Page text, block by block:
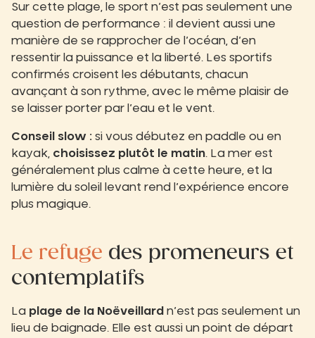
Sur cette plage, le sport n’est pas seulement une
question de performance : il devient aussi une
manière de se rapprocher de l’océan, d’en
ressentir la puissance et la liberté. Les sportifs
confirmés croisent les débutants, chacun
avançant à son rythme, avec le même plaisir de
se laisser porter par l’eau et le vent.
Conseil slow : si vous débutez en paddle ou en
kayak, choisissez plutôt le matin. La mer est
généralement plus calme à cette heure, et la
lumière du soleil levant rend l’expérience encore
plus magique.
Le refuge des promeneurs et
contemplatifs
La plage de la Noëveillard n’est pas seulement un
lieu de baignade. Elle est aussi un point de départ